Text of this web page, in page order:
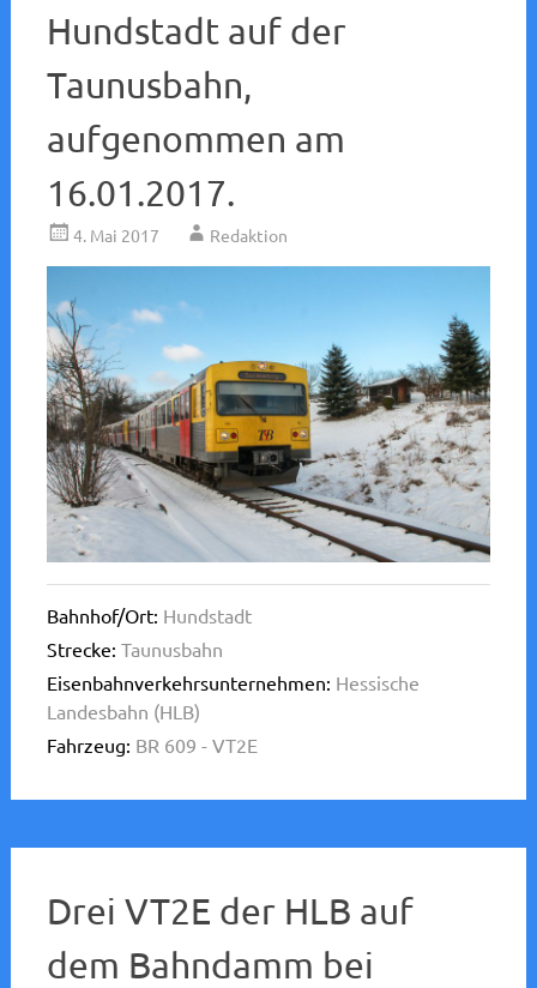
Hundstadt auf der
Taunusbahn,
aufgenommen am
16.01.2017.
4. Mai 2017 Redaktion
Bahnhof/Ort: Hundstadt
Strecke: Taunusbahn
Eisenbahnverkehrsunternehmen: Hessische
Landesbahn (HLB)
Fahrzeug: BR 609 - VT2E
Drei VT2E der HLB auf
dem Bahndamm bei